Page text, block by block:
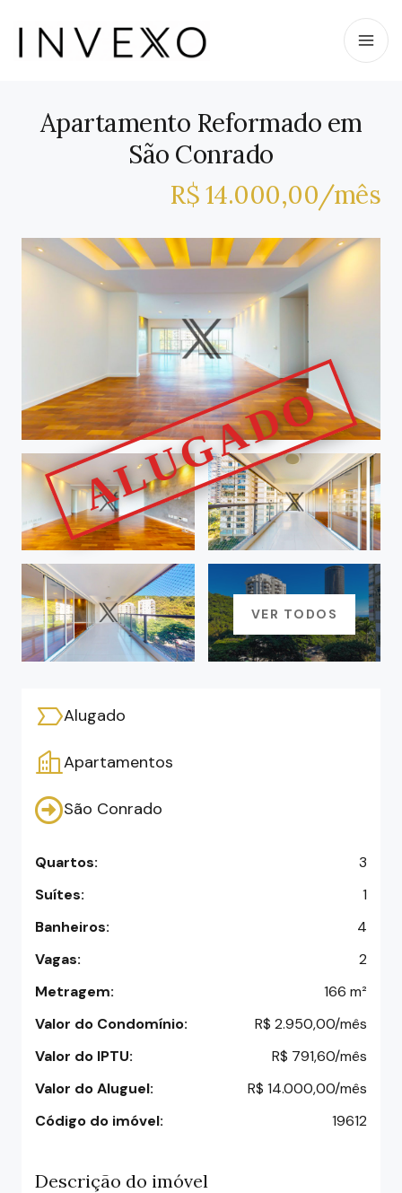
Apartamento Reformado em
São Conrado
R$ 14.000,00/mês
VER TODOS
Alugado
Apartamentos
São Conrado
Quartos:
3
Suítes:
1
Banheiros:
4
Vagas:
2
Metragem:
166 m²
Valor do Condomínio:
R$ 2.950,00/mês
Valor do IPTU:
R$ 791,60/mês
Valor do Aluguel:
R$ 14.000,00/mês
Código do imóvel:
19612
Descrição do imóvel